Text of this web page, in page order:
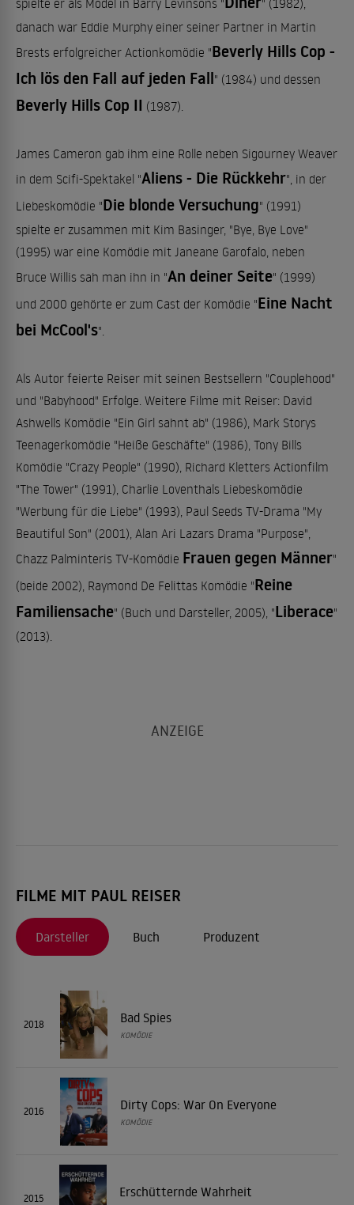
spielte er als Model in Barry Levinsons "
" (1982),
danach war Eddie Murphy einer seiner Partner in Martin
Brests erfolgreicher Actionkomödie "Beverly Hills Cop -
Ich lös den Fall auf jeden Fall" (1984) und dessen
Beverly Hills Cop II (1987).
James Cameron gab ihm eine Rolle neben Sigourney Weaver
in dem Scifi-Spektakel "Aliens - Die Rückkehr", in der
Liebeskomödie "Die blonde Versuchung" (1991)
spielte er zusammen mit Kim Basinger, "Bye, Bye Love"
(1995) war eine Komödie mit Janeane Garofalo, neben
Bruce Willis sah man ihn in "An deiner Seite" (1999)
und 2000 gehörte er zum Cast der Komödie "Eine Nacht
bei McCool's".
Als Autor feierte Reiser mit seinen Bestsellern "Couplehood"
und "Babyhood" Erfolge. Weitere Filme mit Reiser: David
Ashwells Komödie "Ein Girl sahnt ab" (1986), Mark Storys
Teenagerkomödie "Heiße Geschäfte" (1986), Tony Bills
Komödie "Crazy People" (1990), Richard Kletters Actionfilm
"The Tower" (1991), Charlie Loventhals Liebeskomödie
"Werbung für die Liebe" (1993), Paul Seeds TV-Drama "My
Beautiful Son" (2001), Alan Ari Lazars Drama "Purpose",
Chazz Palminteris TV-Komödie Frauen gegen Männer"
(beide 2002), Raymond De Felittas Komödie "Reine
Familiensache" (Buch und Darsteller, 2005), "Liberace"
(2013).
FILME MIT PAUL REISER
Darsteller Buch Produzent
2018 Bad Spies
KOMÖDIE
2016 Dirty Cops: War On Everyone
KOMÖDIE
2015 Erschütternde Wahrheit